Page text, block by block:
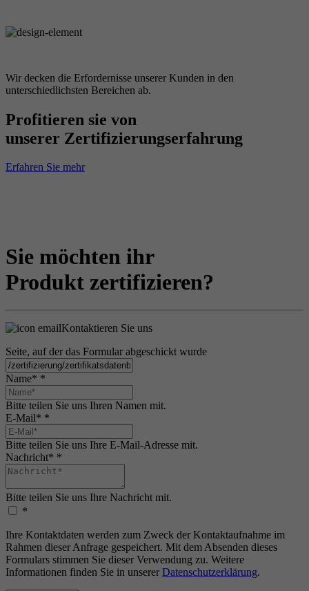
Wir decken die Erfordernisse unserer Kunden in den
unterschiedlichsten Bereichen ab.
Profitieren sie von
unserer Zertifizierungserfahrung
Erfahren Sie mehr
Sie möchten ihr
Produkt zertifizieren?
Kontaktieren Sie uns
Seite, auf der das Formular abgeschickt wurde
Name* *
Bitte teilen Sie uns Ihren Namen mit.
E-Mail* *
Bitte teilen Sie uns Ihre E-Mail-Adresse mit.
Nachricht* *
Bitte teilen Sie uns Ihre Nachricht mit.
*
Ihre Kontaktdaten werden zum Zweck der Kontaktaufnahme im
Rahmen dieser Anfrage gespeichert. Mit dem Absenden dieses
Formulars stimmen Sie dieser Verwendung zu. Weitere
Informationen finden Sie in unserer Datenschutzerklärung.